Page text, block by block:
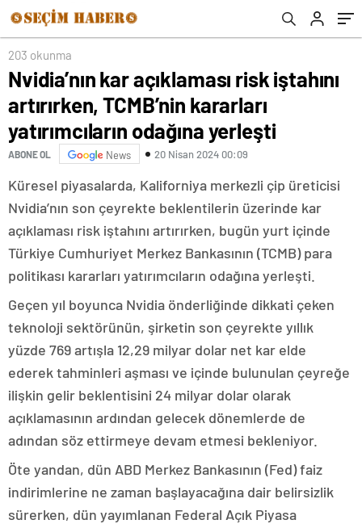
odağına yerleşti
203 okunma
Nvidia’nın kar açıklaması risk iştahını
artırırken, TCMB’nin kararları
yatırımcıların odağına yerleşti
ABONE OL News 20 Nisan 2024 00:09
Küresel piyasalarda, Kaliforniya merkezli çip üreticisi
Nvidia’nın son çeyrekte beklentilerin üzerinde kar
açıklaması risk iştahını artırırken, bugün yurt içinde
Türkiye Cumhuriyet Merkez Bankasının (TCMB) para
politikası kararları yatırımcıların odağına yerleşti.
Geçen yıl boyunca Nvidia önderliğinde dikkati çeken
teknoloji sektörünün, şirketin son çeyrekte yıllık
yüzde 769 artışla 12,29 milyar dolar net kar elde
ederek tahminleri aşması ve içinde bulunulan çeyreğe
ilişkin gelir beklentisini 24 milyar dolar olarak
açıklamasının ardından gelecek dönemlerde de
adından söz ettirmeye devam etmesi bekleniyor.
Öte yandan, dün ABD Merkez Bankasının (Fed) faiz
indirimlerine ne zaman başlayacağına dair belirsizlik
sürerken, dün yayımlanan Federal Açık Piyasa